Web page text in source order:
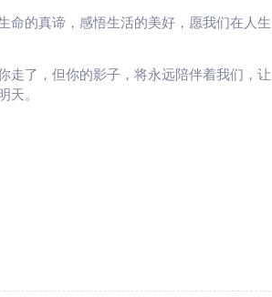
命的真谛，感悟生活的美好，愿我们在人生
走了，但你的影子，将永远陪伴着我们，让
。